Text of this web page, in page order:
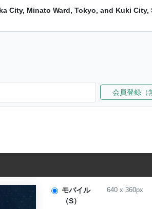
City, Minato Ward, Tokyo, and Kuki City,
会員登録（
モバイル
（S）
640x 360px